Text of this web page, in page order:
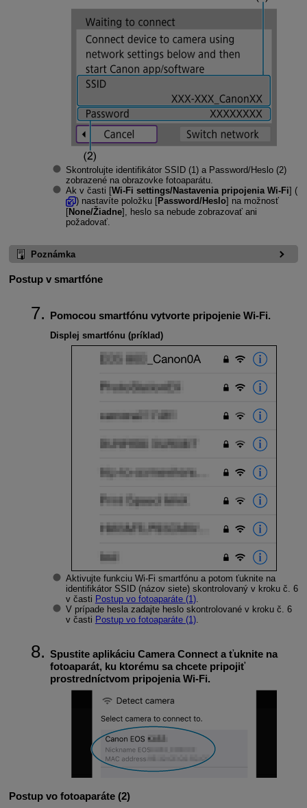
Skontrolujte identifikátor SSID(1) a Password/Heslo(2)
zobrazené na obrazovke fotoaparátu.
Ak v časti [Wi-Fi settings/Nastavenia pripojenia Wi-Fi] (
) nastavíte položku [Password/Heslo] na možnosť
[None/Žiadne], heslo sa nebude zobrazovať ani
požadovať.
Poznámka
Postup v smartfóne
Pomocou smartfónu vytvorte pripojenie Wi-Fi.
Displej smartfónu (príklad)
Aktivujte funkciu Wi-Fi smartfónu a potom ťuknite na
identifikátor SSID (názov siete) skontrolovaný v kroku č. 6
v časti Postup vo fotoaparáte (1).
V prípade hesla zadajte heslo skontrolované v kroku č. 6
v časti Postup vo fotoaparáte (1).
Spustite aplikáciu Camera Connect a ťuknite na
fotoaparát, ku ktorému sa chcete pripojiť
prostredníctvom pripojenia Wi-Fi.
Postup vo fotoaparáte (2)